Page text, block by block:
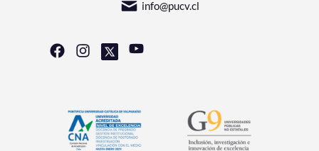
info@pucv.cl